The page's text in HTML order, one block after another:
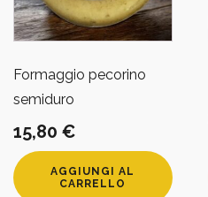
Formaggio pecorino
semiduro
15,80 €
AGGIUNGI AL
CARRELLO